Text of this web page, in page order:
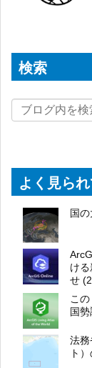
検索
よく見ら
国の
け
せ
こ
国
法務
ト